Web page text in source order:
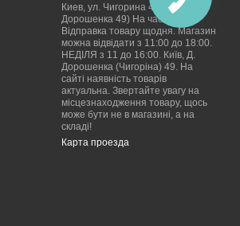
Киев, ул. Чигорина 49 (Д.
Дорошенка 49) На час війни:
Відправка товару щодня. Магазин
можна відвідати з 11:00 до 18:00.
НЕДІЛЯ з 11 до 16:00. Київ, Д.
Дорошенка (Чигоріна) 49. На
сайті наявність товарів
актуальна. Звертайте увагу на
місцезнаходження товару, щось
може бути не в магазині, а на
складі!
Карта проезда